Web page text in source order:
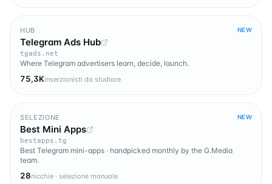
HUB NEW
Telegram Ads Hub
tgads.net
Where Telegram advertisers learn, decide, launch.
75,3Kinserzionisti da studiare
SELEZIONE NEW
Best Mini Apps
bestapps.tg
Best Telegram mini-apps · handpicked monthly by the G.Media
team.
28nicchie · selezione manuale